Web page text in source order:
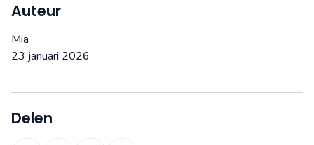
Auteur
Mia
23 januari 2026
Delen